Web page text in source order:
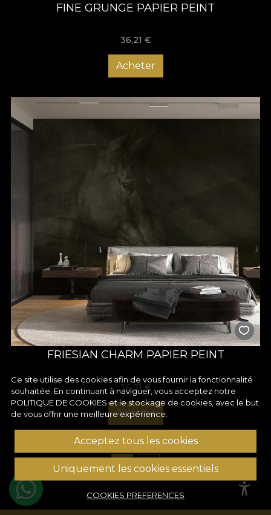
FINE GRUNGE PAPIER PEINT
36,21 €
Acheter
FRIESIAN CHARM PAPIER PEINT
36,21 €
Acheter
1 2
Ce site utilise des cookies afin de vous fournir la fonctionnalité
souhaitée. En continuant à naviguer, vous acceptez notre
POLITIQUE DE COOKIESet le stockage de cookies, avec le but
de vous offrir une meilleure expérience.
Acceptez tous les cookies
Uniquement les cookies essentiels
COOKIES PREFERENCES